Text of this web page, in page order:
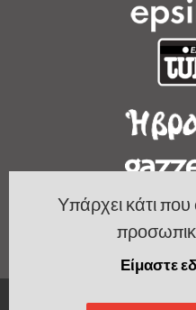
Copyright by Women's Bible.
Υπάρχει κάτι
Είμαστε